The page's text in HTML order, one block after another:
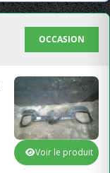
OCCASION
Voir le produit